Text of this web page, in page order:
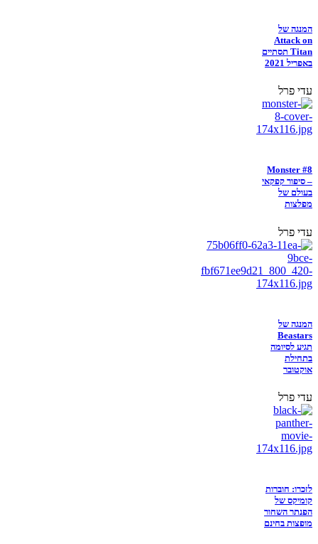
המנגה של
Attack on
Titan תסתיים
באפריל 2021
עדי פרל
Monster #8
– סיפור קפקאי
בעולם של
מפלצות
עדי פרל
המנגה של
Beastars
תגיע לסיומה
בתחילת
אוקטובר
עדי פרל
לזכרו: חוברות
קומיקס של
הפנתר השחור
מופצות בחינם